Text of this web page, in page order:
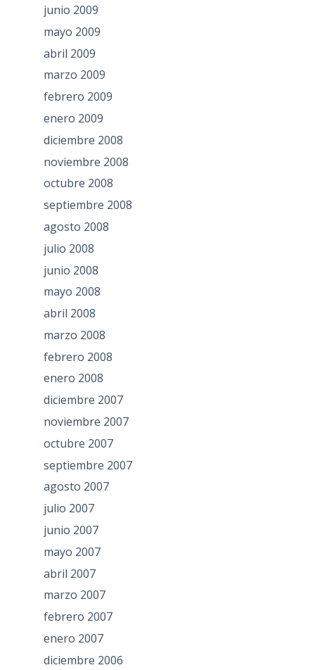
junio 2009
mayo 2009
abril 2009
marzo 2009
febrero 2009
enero 2009
diciembre 2008
noviembre 2008
octubre 2008
septiembre 2008
agosto 2008
julio 2008
junio 2008
mayo 2008
abril 2008
marzo 2008
febrero 2008
enero 2008
diciembre 2007
noviembre 2007
octubre 2007
septiembre 2007
agosto 2007
julio 2007
junio 2007
mayo 2007
abril 2007
marzo 2007
febrero 2007
enero 2007
diciembre 2006